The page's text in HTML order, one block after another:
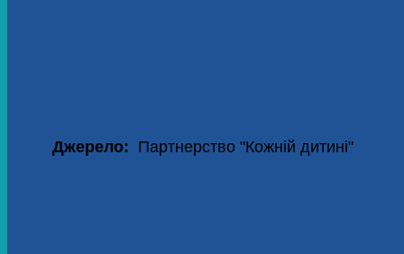
Джерело: Партнерство "Кожній дитині"